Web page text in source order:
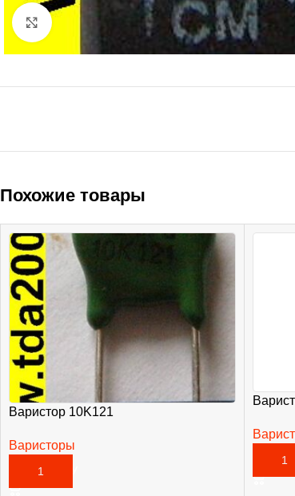
Нажмите, чтобы увеличить
Похожие товары
Варистор 10K121
Варисторы
В КОРЗИНУ
В